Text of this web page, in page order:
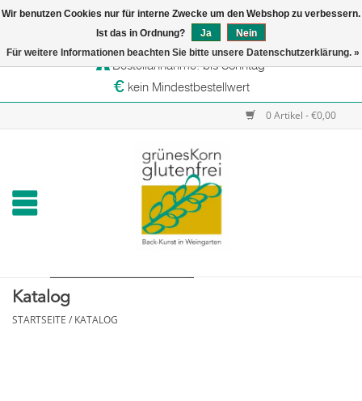
Versandtage: Dienstag & Mittwoch
Bestellannahme: bis Sonntag
kein Mindestbestellwert
0 Artikel - €0,00
Startseite
Online-Shop
Katalog
STARTSEITE / KATALOG
Wir benutzen Cookies nur für interne Zwecke um den Webshop zu verbessern.
Ist das in Ordnung?
Ja
Nein
Für weitere Informationen beachten Sie bitte unsere Datenschutzerklärung. »